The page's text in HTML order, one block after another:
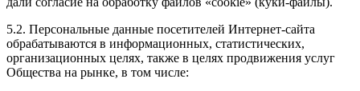
5.2. Персональные данные посетителей Интернет-сайта
обрабатываются в информационных, статистических,
организационных целях, также в целях продвижения услуг
Общества на рынке, в том числе: